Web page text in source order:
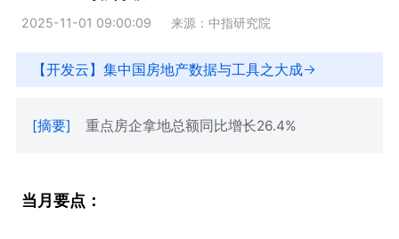
2025-11-01 09:00:09 来源：中指研究院
【开发云】集中国房地产数据与工具之大成
[摘要] 重点房企拿地总额同比增长26.4%
当月要点：